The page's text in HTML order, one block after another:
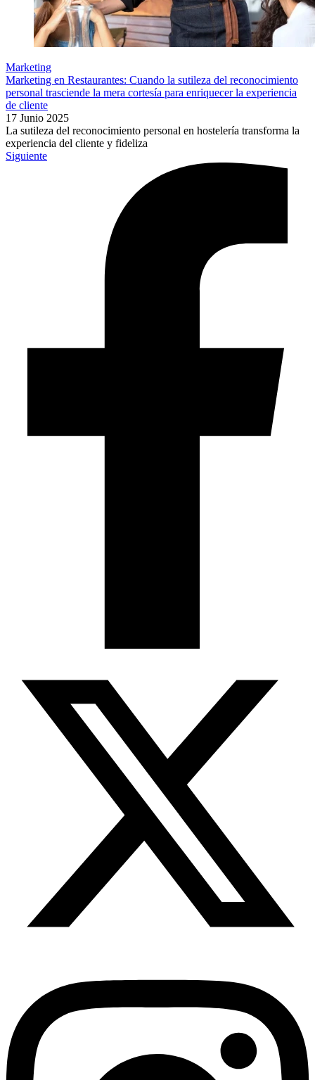
Marketing
Marketing en Restaurantes: Cuando la sutileza del reconocimiento
personal trasciende la mera cortesía para enriquecer la experiencia
de cliente
17 Junio 2025
La sutileza del reconocimiento personal en hostelería transforma la
experiencia del cliente y fideliza
Siguiente